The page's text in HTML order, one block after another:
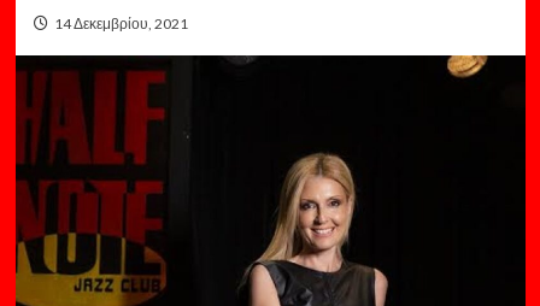
14 Δεκεμβρίου, 2021